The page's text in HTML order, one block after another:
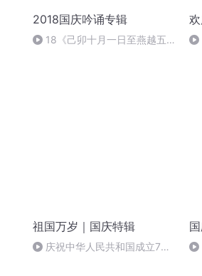
2018国庆吟诵专辑
18《己卯十月一日至燕越五
祖国万岁｜国庆特辑
庆祝中华人民共和国成立73